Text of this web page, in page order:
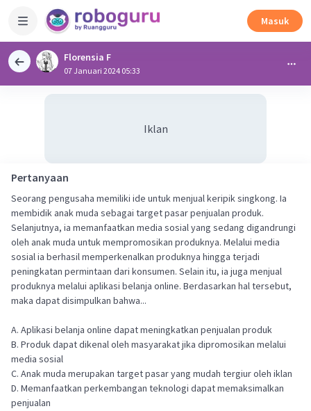
Masuk
Florensia F
07 Januari 2024 05:33
Iklan
Pertanyaan
Seorang pengusaha memiliki ide untuk menjual keripik singkong. Ia
membidik anak muda sebagai target pasar penjualan produk.
Selanjutnya, ia memanfaatkan media sosial yang sedang digandrungi
oleh anak muda untuk mempromosikan produknya. Melalui media
sosial ia berhasil memperkenalkan produknya hingga terjadi
peningkatan permintaan dari konsumen. Selain itu, ia juga menjual
produknya melalui aplikasi belanja online. Berdasarkan hal tersebut,
maka dapat disimpulkan bahwa...
A. Aplikasi belanja online dapat meningkatkan penjualan produk
B. Produk dapat dikenal oleh masyarakat jika dipromosikan melalui
media sosial
C. Anak muda merupakan target pasar yang mudah tergiur oleh iklan
D. Memanfaatkan perkembangan teknologi dapat memaksimalkan
penjualan